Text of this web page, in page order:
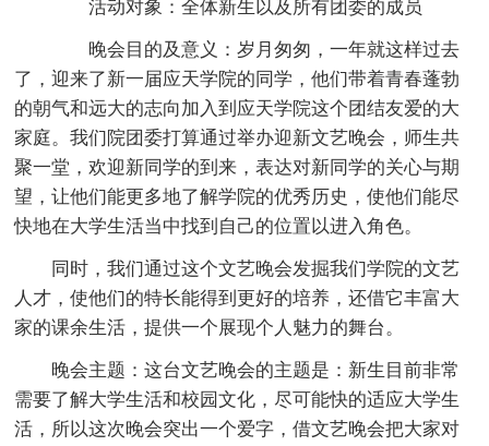
活动对象：全体新生以及所有团委的成员
晚会目的及意义：岁月匆匆，一年就这样过去
了，迎来了新一届应天学院的同学，他们带着青春蓬勃
的朝气和远大的志向加入到应天学院这个团结友爱的大
家庭。我们院团委打算通过举办迎新文艺晚会，师生共
聚一堂，欢迎新同学的到来，表达对新同学的关心与期
望，让他们能更多地了解学院的优秀历史，使他们能尽
快地在大学生活当中找到自己的位置以进入角色。
同时，我们通过这个文艺晚会发掘我们学院的文艺
人才，使他们的特长能得到更好的培养，还借它丰富大
家的课余生活，提供一个展现个人魅力的舞台。
晚会主题：这台文艺晚会的主题是：新生目前非常
需要了解大学生活和校园文化，尽可能快的适应大学生
活，所以这次晚会突出一个爱字，借文艺晚会把大家对